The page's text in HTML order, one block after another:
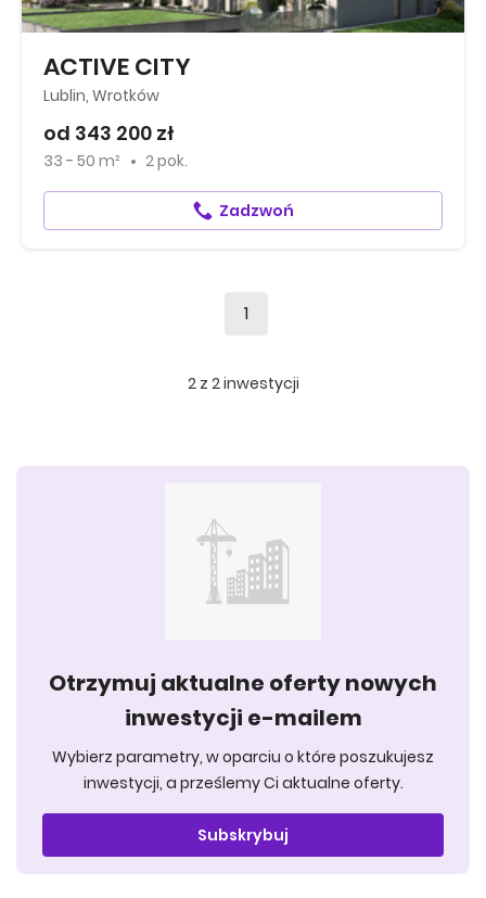
ACTIVE CITY
Lublin, Wrotków
od 343 200 zł
33 - 50 m² 2 pok.
Zadzwoń
1
2z 2inwestycji
Otrzymuj aktualne oferty nowych
inwestycji e-mailem
Wybierz parametry, w oparciu o które poszukujesz
inwestycji, a prześlemy Ci aktualne oferty.
Subskrybuj